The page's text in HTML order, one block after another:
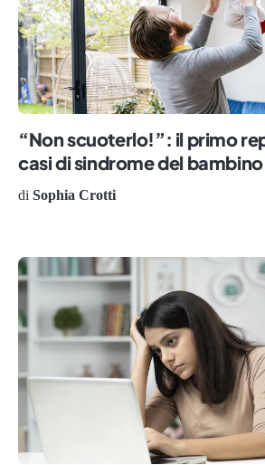
“Non scuoterlo!”: il primo
casi di sindrome del
di Sophia Crotti